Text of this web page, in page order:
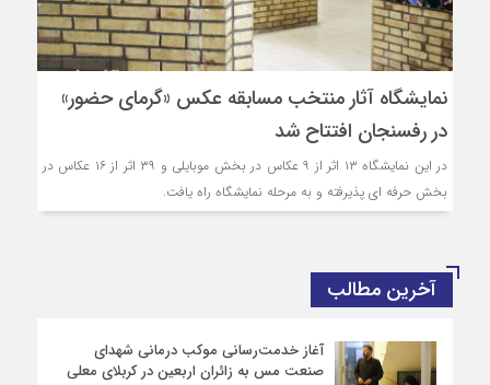
نمایشگاه آثار منتخب مسابقه عکس «گرمای حضور»
در رفسنجان افتتاح شد
در این نمایشگاه ۱۳ اثر از ۹ عکاس در بخش موبایلی و ۳۹ اثر از ۱۶ عکاس در
بخش حرفه ای پذیرفته و به مرحله نمایشگاه راه یافت.
آخرین مطالب
آغاز خدمت‌رسانی موکب درمانی شهدای
صنعت مس به زائران اربعین در کربلای معلی